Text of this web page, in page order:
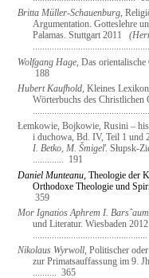
Britta Müller-Schauenburg,
Argumentation. Gotteslehre
Palamas. Stuttgart 2011
Wolfgang Hage, Das
188
Hubert Kaufhold,Kleines
Wörterbuchs des Christlichen
Łemkowie, Bojkowie, Rusini –
i duchowa, Bd. IV, Teil 1 und
I. Betko, M. Šmigeľ. Słupsk-
............. 191
Daniel Munteanu,Theologie der
Orthodoxe Theologie und
359
Mor Ignatios Aphrem I. Barsˆaum
und Literatur. Wiesbaden 2012
................................................
Nikolaus Wyrwoll, Politischer
zur Primatsauffassung im 9.
.......... 365